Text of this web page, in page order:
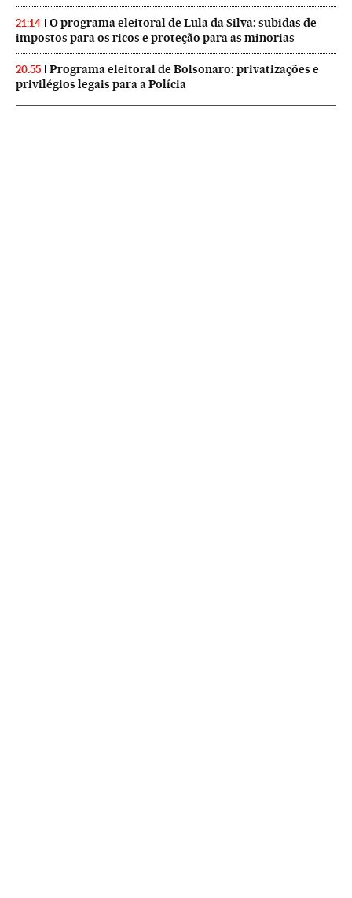
21:14
O programa eleitoral de Lula da Silva: subidas de
impostos para os ricos e proteção para as minorias
20:55
Programa eleitoral de Bolsonaro: privatizações e
privilégios legais para a Polícia